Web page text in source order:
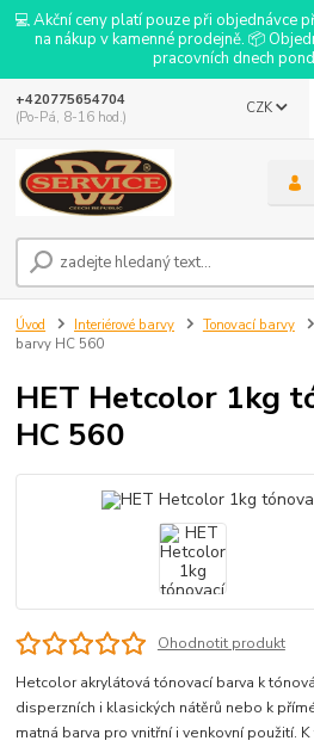
💻 Akční ceny platí pouze při objednávce
na nákup v kamenné prodejně. 📦
pracovních dnech
CZK
+420775654704
(Po-Pá, 8-16 hod.)
Úvod Interiérové barvy Tonovací barvy
barvy HC 560
HET Hetcolor 1kg
HC 560
Ohodnotit produkt
Hetcolor akrylátová tónovací barva k
disperzních i klasických nátěrů nebo k
matná barva pro vnitřní i venkovní použití.